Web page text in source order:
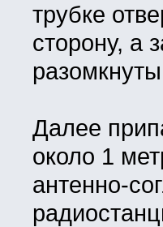
трубке
сторону, а
Далее
около 1
антенно-